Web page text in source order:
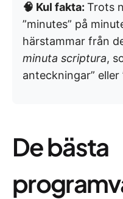
🧠 Kul fakta: Trots
”minutes” på
härstammar från
minuta scriptura,
anteckningar” eller
De bästa